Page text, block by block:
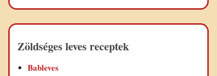
Zöldséges leves receptek
Bableves